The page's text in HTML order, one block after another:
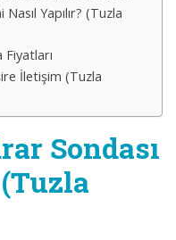
Yapılır? (Tuzla
Fiyatları
İletişim (Tuzla
Sondası